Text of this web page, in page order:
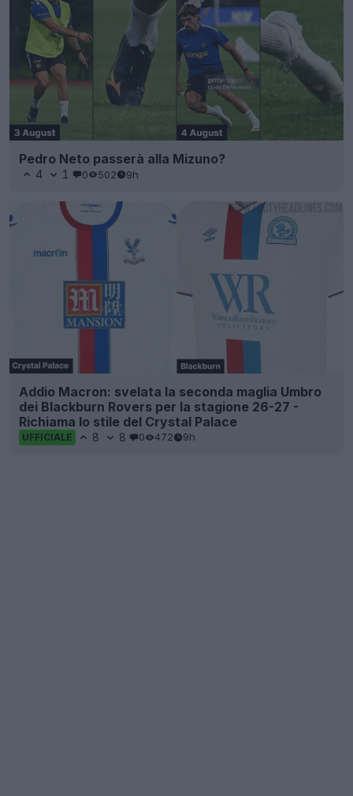
Pedro Neto passerà alla Mizuno?
4 1 0 502 9h
Addio Macron: svelata la seconda maglia Umbro
dei Blackburn Rovers per la stagione 26-27 -
Richiama lo stile del Crystal Palace
UFFICIALE 8 8 0 472 9h